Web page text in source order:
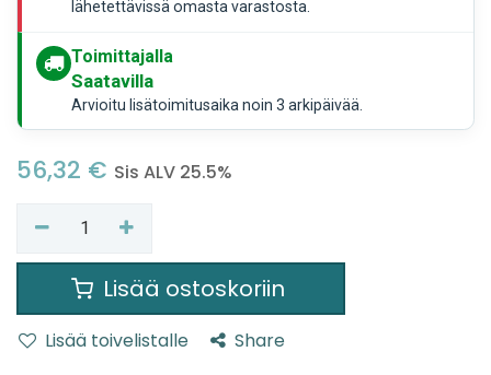
lähetettävissä omasta varastosta.
Toimittajalla
Saatavilla
Arvioitu lisätoimitusaika noin 3 arkipäivää.
56,32 € Sis ALV 25.5%
Lisää ostoskoriin
Lisää toivelistalle Share